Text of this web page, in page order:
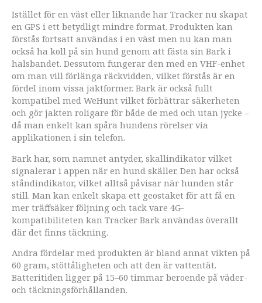
Istället för en väst eller liknande har Tracker nu skapat
en GPS i ett betydligt mindre format. Produkten kan
förstås fortsatt användas i en väst men nu kan man
också ha koll på sin hund genom att fästa sin Bark i
halsbandet. Dessutom fungerar den med en VHF-enhet
om man vill förlänga räckvidden, vilket förstås är en
fördel inom vissa jaktformer. Bark är också fullt
kompatibel med WeHunt vilket förbättrar säkerheten
och gör jakten roligare för både de med och utan jycke –
då man enkelt kan spåra hundens rörelser via
applikationen i sin telefon.
Bark har, som namnet antyder, skallindikator vilket
signalerar i appen när en hund skäller. Den har också
ståndindikator, vilket alltså påvisar när hunden står
still. Man kan enkelt skapa ett geostaket för att få en
mer träffsäker följning och tack vare 4G-
kompatibiliteten kan Tracker Bark användas överallt
där det finns täckning.
Andra fördelar med produkten är bland annat vikten på
60 gram, stöttåligheten och att den är vattentät.
Batteritiden ligger på 15–60 timmar beroende på väder-
och täckningsförhållanden.